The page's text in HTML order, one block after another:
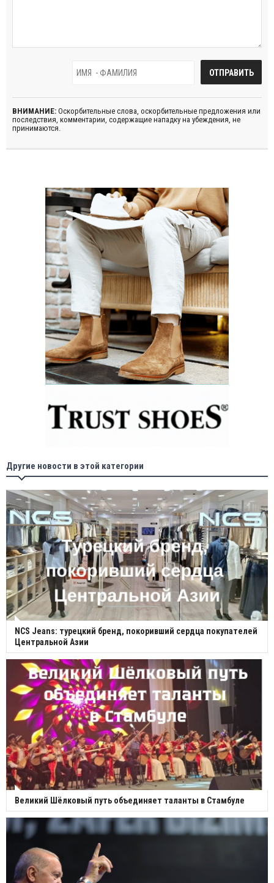
ВНИМАНИЕ: Оскорбительные слова, оскорбительные предложения или
последствия, комментарии, содержащие нападку на убеждения, не
принимаются.
Другие новости в этой категории
NCS Jeans: турецкий бренд, покоривший сердца покупателей
Центральной Азии
Великий Шёлковый путь объединяет таланты в Стамбуле